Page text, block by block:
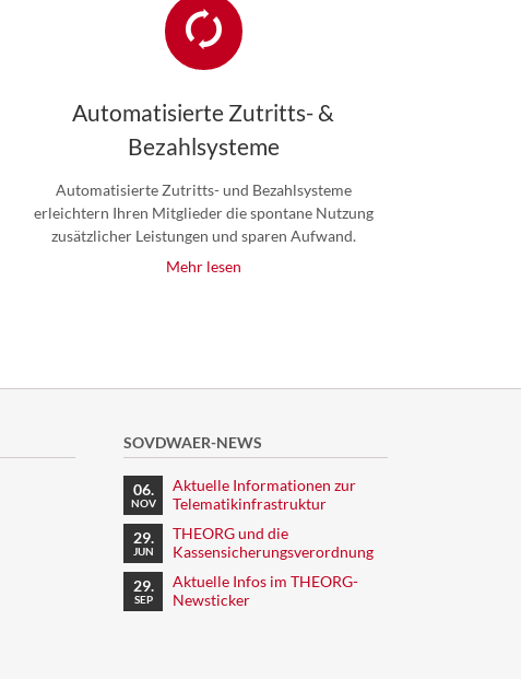
Automatisierte Zutritts- &
Bezahlsysteme
Automatisierte Zutritts- und Bezahlsysteme
erleichtern Ihren Mitglieder die spontane Nutzung
zusätzlicher Leistungen und sparen Aufwand.
Mehr lesen
SOVDWAER-NEWS
06.
NOV
Aktuelle Informationen zur
Telematikinfrastruktur
29.
JUN
THEORG und die
Kassensicherungsverordnung
29.
SEP
Aktuelle Infos im THEORG-
Newsticker